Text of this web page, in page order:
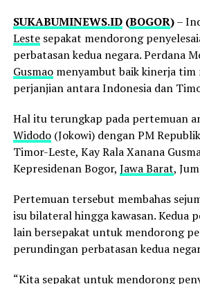
SUKABUMINEWS.ID(BOGOR)–
Lestesepakat mendorong
perbatasan kedua negara. Perdana
Gusmaomenyambut baik kinerja tim
perjanjian antara Indonesia dan
Hal itu terungkap pada pertemuan
Widodo(Jokowi) dengan PM
Timor-Leste, Kay Rala Xanana
Kepresidenan Bogor, Jawa Barat,
Pertemuan tersebut membahas
isu bilateral hingga kawasan. Kedua
lain bersepakat untuk mendorong
perundingan perbatasan kedua
“Kita sepakat untuk mendorong